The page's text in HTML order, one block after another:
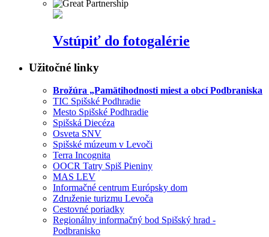
Vstúpiť do fotogalérie
Užitočné linky
Brožúra „Pamätihodnosti miest a obcí Podbraniska
TIC Spišské Podhradie
Mesto Spišské Podhradie
Spišská Diecéza
Osveta SNV
Spišské múzeum v Levoči
Terra Incognita
OOCR Tatry Spiš Pieniny
MAS LEV
Informačné centrum Európsky dom
Združenie turizmu Levoča
Cestovné poriadky
Regionálny informačný bod Spišský hrad -
Podbranisko